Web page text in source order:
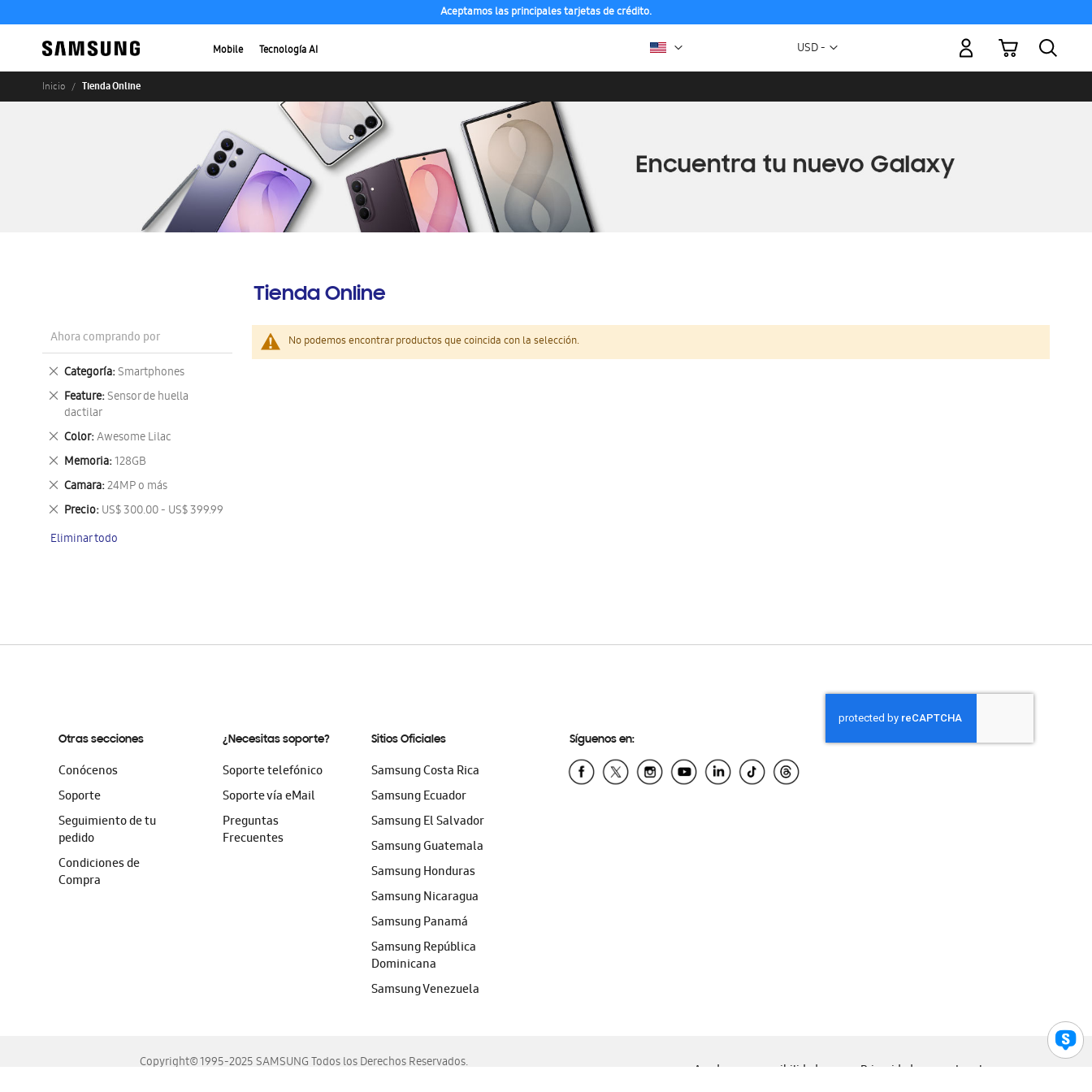
Aceptamos las principales tarjetas de crédito.
Mobile Tecnología AI Moneda
USD -
Mi carrito
Inicio Tienda Online
Tienda Online
No podemos encontrar productos que coincida con la selección.
Ahora comprando por
Categoría Smartphones
Eliminar
este
artículo
Feature Sensor de huella
dactilar
Eliminar
este
artículo
Color Awesome Lilac
Eliminar
este
artículo
Memoria 128GB
Eliminar
este
artículo
Camara 24MP o más
Eliminar
este
artículo
Precio US$ 300.00 - US$ 399.99
Eliminar
artículo
Eliminar todo
Otras secciones
Conócenos
Soporte
Seguimiento de tu
pedido
Condiciones de
Compra
¿Necesitas soporte?
Soporte telefónico
Soporte vía eMail
Preguntas
Frecuentes
Sitios Oficiales
Samsung Costa Rica
Samsung Ecuador
Samsung El Salvador
Samsung Guatemala
Samsung Honduras
Samsung Nicaragua
Samsung Panamá
Samsung República
Dominicana
Samsung Venezuela
Síguenos en:
Copyright© 1995-2025 SAMSUNG Todos los Derechos Reservados.
Ayuda para accesibilidad Privacidad Legal